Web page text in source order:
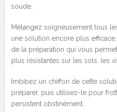
soude.
Mélangez soigneusement tous
une solution encore plus
de la préparation qui vous
plus résistantes sur les sols, les
Imbibez un chiffon de cette
préparer, puis utilisez-le pour
persistent obstinément.